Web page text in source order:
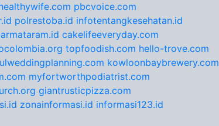
pbcvoice.com
polrestoba.id infotentangkesehatan.id
cakelifeeveryday.com
topfoodish.com hello-trove.com
kowloonbaybrewery.com
myfortworthpodiatrist.com
giantrusticpizza.com
zonainformasi.id informasi123.id